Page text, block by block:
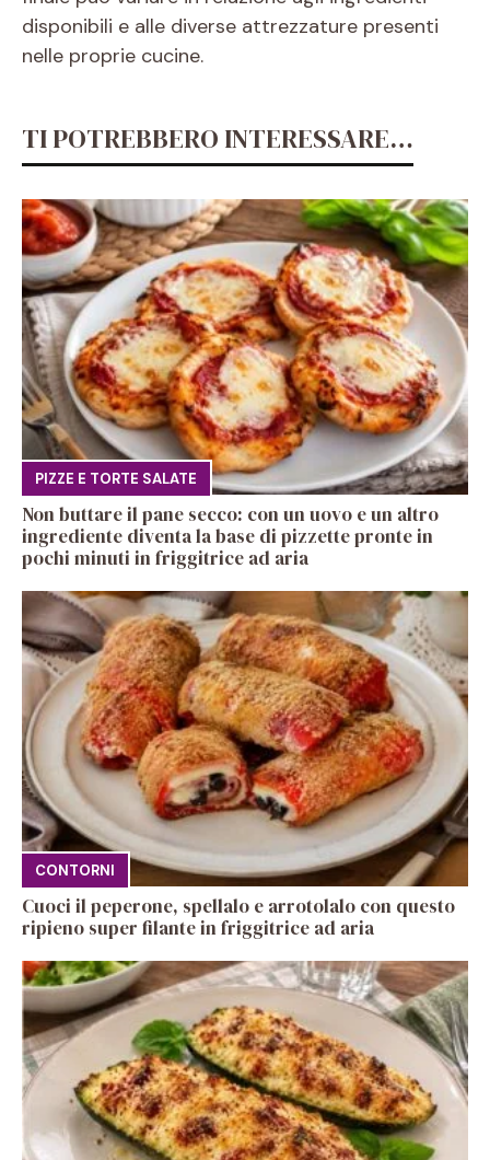
disponibili e alle diverse attrezzature presenti
nelle proprie cucine.
TI POTREBBERO INTERESSARE…
PIZZE E TORTE SALATE
Non buttare il pane secco: con un uovo e un altro
ingrediente diventa la base di pizzette pronte in
pochi minuti in friggitrice ad aria
CONTORNI
Cuoci il peperone, spellalo e arrotolalo con questo
ripieno super filante in friggitrice ad aria